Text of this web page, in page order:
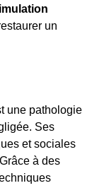
un
une pathologie
Ses
et sociales
à des